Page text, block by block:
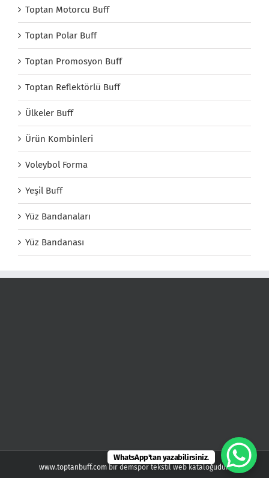
Toptan Motorcu Buff
Toptan Polar Buff
Toptan Promosyon Buff
Toptan Reflektörlü Buff
Ülkeler Buff
Ürün Kombinleri
Voleybol Forma
Yeşil Buff
Yüz Bandanaları
Yüz Bandanası
www.toptanbuff.com bir demspor tekstil web kataloğudur.
WhatsApp'tan yazabilirsiniz.